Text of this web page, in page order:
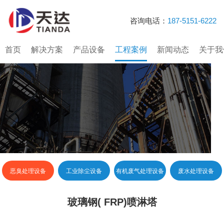
咨询电话： 187-5151-6222
首页 解决方案 产品设备 工程案例 新闻动态 关于
恶臭处理设备 工业除尘设备 有机废气处理设备 废水处理设备
玻璃钢( FRP)喷淋塔